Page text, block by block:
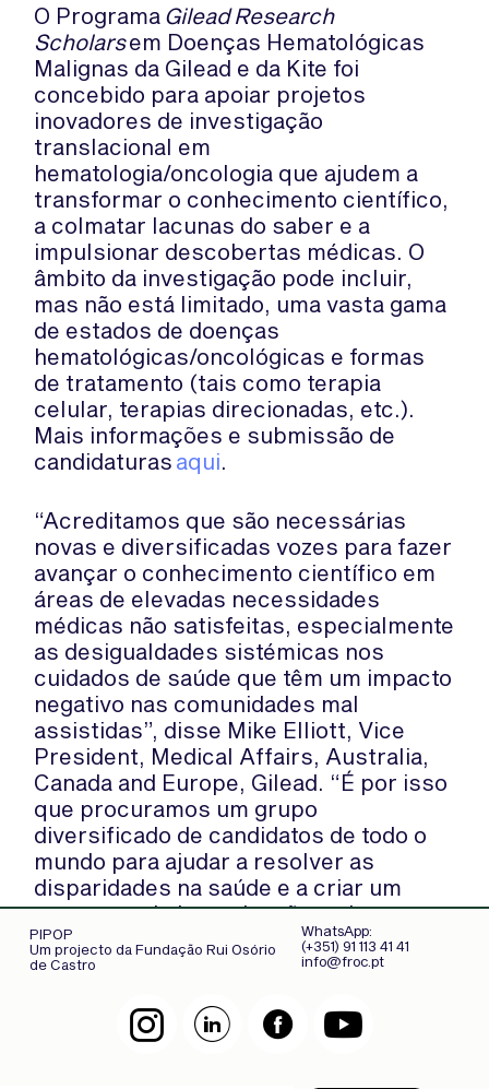
O Programa GileadResearch
Scholarsem Doenças Hematológicas
Malignas da Gilead e da Kite foi
concebido para apoiar projetos
inovadores de investigação
translacional em
hematologia/oncologia que ajudem a
transformar o conhecimento científico,
a colmatar lacunas do saber e a
impulsionar descobertas médicas. O
âmbito da investigação pode incluir,
mas não está limitado, uma vasta gama
de estados de doenças
hematológicas/oncológicas e formas
de tratamento (tais como terapia
celular, terapias direcionadas, etc.).
Mais informações e submissão de
candidaturas aqui.
“Acreditamos que são necessárias
novas e diversificadas vozes para fazer
avançar o conhecimento científico em
áreas de elevadas necessidades
médicas não satisfeitas, especialmente
as desigualdades sistémicas nos
cuidados de saúde que têm um impacto
negativo nas comunidades mal
assistidas”, disse Mike Elliott, Vice
President, Medical Affairs, Australia,
Canada and Europe, Gilead. “É por isso
que procuramos um grupo
diversificado de candidatos de todo o
mundo para ajudar a resolver as
disparidades na saúde e a criar um
panorama de investigação mais
inclusivo”.
doenças malignas hematológicas serão
aceites até 21 de Março de 2022
PIPOP
Um projecto da Fundação Rui Osório
de Castro
WhatsApp:
(+351) 91 113 41 41
info@froc.pt